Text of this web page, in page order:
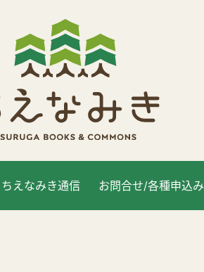
ちえなみき通信 お問合せ/各種申込み